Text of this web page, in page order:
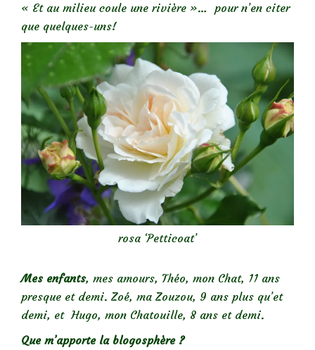
« Et au milieu coule une rivière »… pour n’en citer
que quelques-uns!
rosa ‘Petticoat’
Mes enfants, mes amours, Théo, mon Chat, 11 ans
presque et demi. Zoé, ma Zouzou, 9 ans plus qu’et
demi, et Hugo, mon Chatouille, 8 ans et demi.
Que m’apporte la blogosphère ?